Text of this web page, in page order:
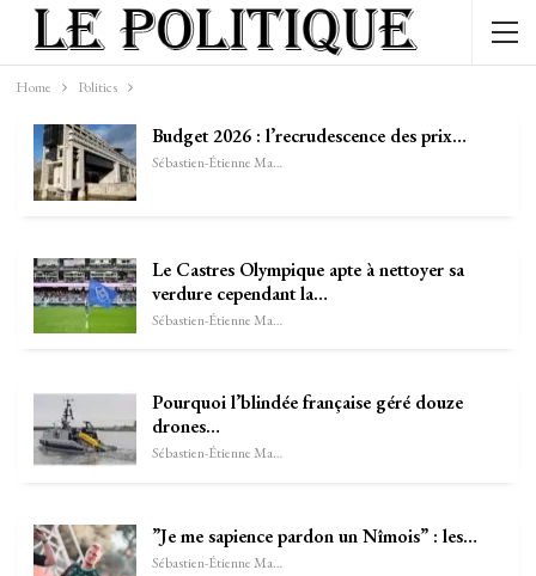
Home Politics
Budget 2026 : l’recrudescence des prix…
Sébastien-Étienne Marechal
Le Castres Olympique apte à nettoyer sa
verdure cependant la…
Sébastien-Étienne Marechal
Pourquoi l’blindée française géré douze
drones…
Sébastien-Étienne Marechal
”Je me sapience pardon un Nîmois” : les…
Sébastien-Étienne Marechal